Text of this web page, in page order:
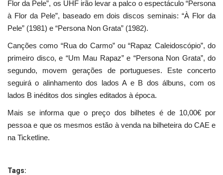
Flor da Pele”, os UHF irão levar a palco o espectáculo “Persona
à Flor da Pele”, baseado em dois discos seminais: “À Flor da
Pele” (1981) e “Persona Non Grata” (1982).
Canções como “Rua do Carmo” ou “Rapaz Caleidoscópio”, do
primeiro disco, e “Um Mau Rapaz” e “Persona Non Grata”, do
segundo, movem gerações de portugueses. Este concerto
seguirá o alinhamento dos lados A e B dos álbuns, com os
lados B inéditos dos singles editados à época.
Mais se informa que o preço dos bilhetes é de 10,00€ por
pessoa e que os mesmos estão à venda na bilheteira do CAE e
na Ticketline.
Tags: